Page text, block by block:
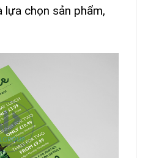
chọn sản phẩm,